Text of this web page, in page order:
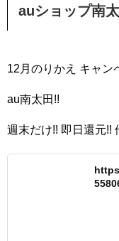
auショップ南
12月のりかえ キャン
au南太田!!
週末だけ!! 即日還元!!